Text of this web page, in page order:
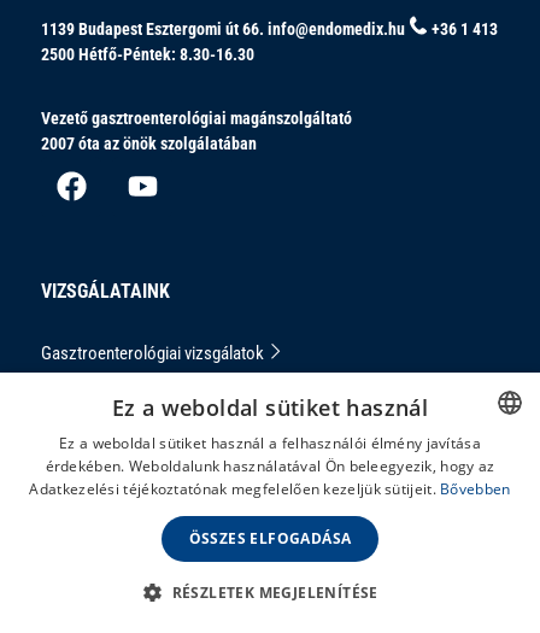
1139 Budapest Esztergomi út 66. info@endomedix.hu
+36 1 413
2500Hétfő-Péntek: 8.30-16.30
Vezető gasztroenterológiai magánszolgáltató
2007 óta az önök szolgálatában
VIZSGÁLATAINK
Gasztroenterológiai vizsgálatok
Tükrözéses vizsgálatok
Ultrahang-vizsgálatok
Ételintolerancia
HUNGARIAN
Ez a weboldal sütiket használ
Ez a weboldal sütiket használ a felhasználói élmény javítása
érdekében. Weboldalunk használatával Ön beleegyezik, hogy az
Adatkezelési téjékoztatónak megfelelően kezeljük sütijeit. Bővebben
ÖSSZES ELFOGADÁSA
RÉSZLETEK MEGJELENÍTÉSE